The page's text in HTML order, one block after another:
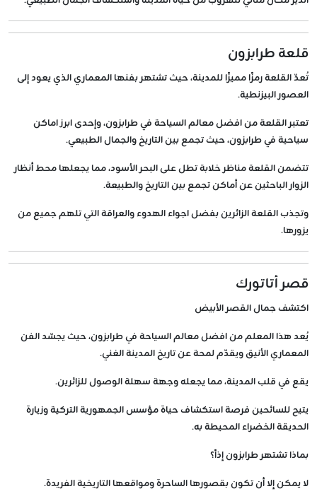
قلعة طرابزون
تُعدّ القلعة رمزًا مميزًا للمدينة، حيث تشتهر بفنها المعماري الذي يعود إلى
العصور البيزنطية.
تعتبر القلعة من افضل معالم السياحة في طرابزون، وإحدى ابرز اماكن
سياحية في طرابزون، حيث تجمع بين التاريخ والجمال الطبيعي.
تتضمن القلعة مناظر خلابة تطل على البحر الأسود، مما يجعلها محط أنظار
الزوار الباحثين عن أماكن تجمع بين التاريخ والطبيعة.
وتجذب القلعة الزائرين بفضل اجواء الهدوء والعراقة التي تلهم جميع من
يزورها.
قصر أتاتورك
اكتشف جمال القصر الأبيض
يُعد هذا المعلم من افضل معالم السياحة في طرابزون، حيث يجسّد الفن
المعماري الأنيق ويقدّم لمحة عن تاريخ المدينة الغني.
يقع في قلب المدينة، مما يجعله وجهة سهلة الوصول للزائرين.
يتيح للسائحين فرصة استكشاف حياة مؤسس الجمهورية التركية وزيارة
الحديقة الخضراء المحيطة به.
بماذا تشتهر طرابزون إذاً؟
لا يمكن إلا أن تكون بقصورها الساحرة ومواقعها التاريخية الفريدة.